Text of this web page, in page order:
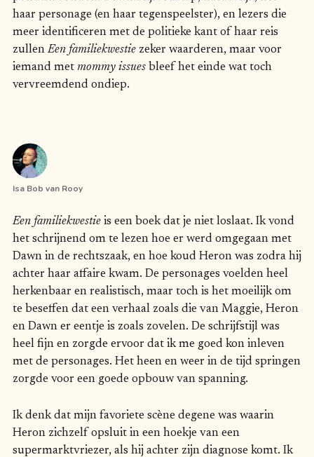
haar personage (en haar tegenspeelster), en lezers die
meer identificeren met de politieke kant of haar reis
zullenEen familiekwestiezeker waarderen, maar voor
iemand met mommy issuesbleef het einde wat toch
vervreemdend ondiep.
Isa Bob van Rooy
Een familiekwestieis een boek dat je niet loslaat. Ik vond
het schrijnend om te lezen hoe er werd omgegaan met
Dawn in de rechtszaak, en hoe koud Heron was zodra hij
achter haar affaire kwam. De personages voelden heel
herkenbaar en realistisch, maar toch is het moeilijk om
te beseffen dat een verhaal zoals die van Maggie, Heron
en Dawn er eentje is zoals zovelen. De schrijfstijl was
heel fijn en zorgde ervoor dat ik me goed kon inleven
met de personages. Het heen en weer in de tijd springen
zorgde voor een goede opbouw van spanning.
Ik denk dat mijn favoriete scène degene was waarin
Heron zichzelf opsluit in een hoekje van een
supermarktvriezer, als hij achter zijn diagnose komt. Ik